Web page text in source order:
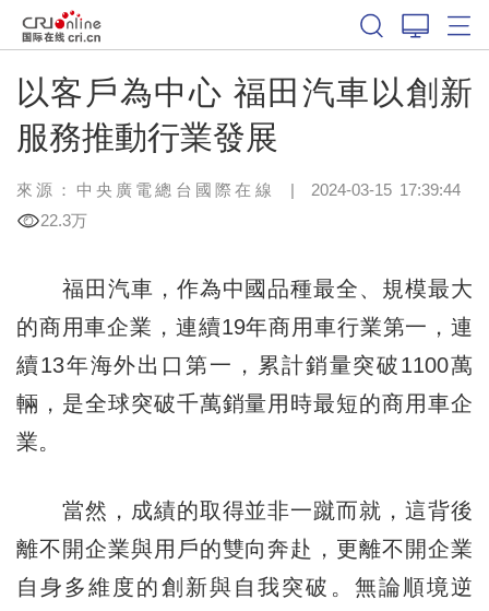
以客戶為中心 福田汽車以創新
服務推動行業發展
來源： 中央廣電總台國際在線 | 2024-03-15 17:39:44
22.3万
福田汽車，作為中國品種最全、規模最大
的商用車企業，連續19年商用車行業第一，連
續13年海外出口第一，累計銷量突破1100萬
輛，是全球突破千萬銷量用時最短的商用車企
業。
當然，成績的取得並非一蹴而就，這背後
離不開企業與用戶的雙向奔赴，更離不開企業
自身多維度的創新與自我突破。無論順境逆